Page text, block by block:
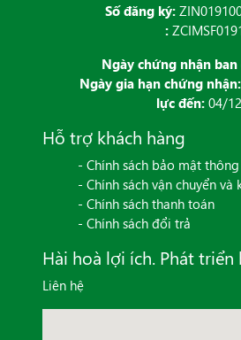
Số đăng ký:
:
Ngày chứng nhận ban
Ngày gia hạn chứng nhận:
lực đến:04/
Hỗ trợ khách hàng
- Chính sách bảo mật
- Chính sách vận chuyển và
- Chính sách thanh toán
- Chính sách đổi trả
Hài hoà lợi ích. Phát triển
Liên hệ